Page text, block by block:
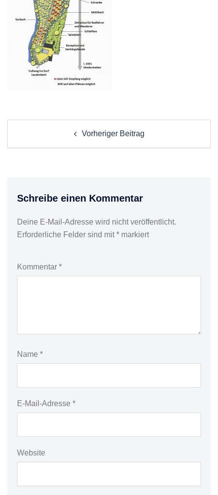
Vorheriger Beitrag
Schreibe einen Kommentar
Deine E-Mail-Adresse wird nicht veröffentlicht.
Erforderliche Felder sind mit* markiert
Kommentar *
Name *
E-Mail-Adresse *
Website